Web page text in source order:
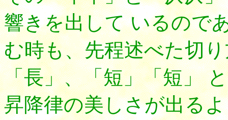
響きを出して いるので
む時も、先程述べた切
「長」、「短」「短」
昇降律の美しさが出る